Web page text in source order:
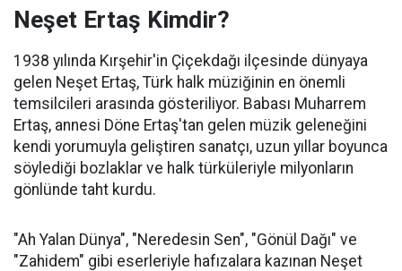
Neşet Ertaş Kimdir?
1938 yılında Kırşehir'in Çiçekdağı ilçesinde dünyaya
gelen Neşet Ertaş, Türk halk müziğinin en önemli
temsilcileri arasında gösteriliyor. Babası Muharrem
Ertaş, annesi Döne Ertaş'tan gelen müzik geleneğini
kendi yorumuyla geliştiren sanatçı, uzun yıllar boyunca
söylediği bozlaklar ve halk türküleriyle milyonların
gönlünde taht kurdu.
"Ah Yalan Dünya", "Neredesin Sen", "Gönül Dağı" ve
"Zahidem" gibi eserleriyle hafızalara kazınan Neşet